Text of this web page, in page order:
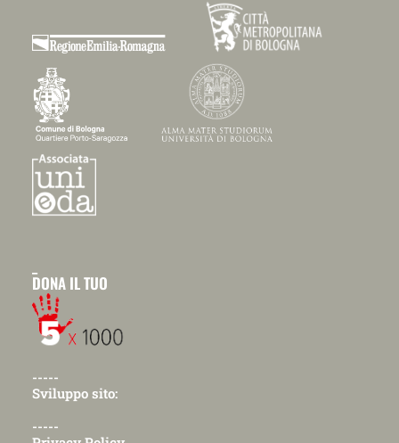
DONA IL TUO
-----
Sviluppo sito:
-----